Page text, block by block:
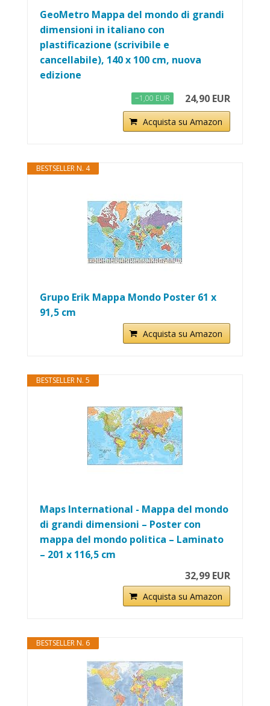
GeoMetro Mappa del mondo di grandi
dimensioni in italiano con
plastificazione (scrivibile e
cancellabile), 140 x 100 cm, nuova
edizione
−1,00 EUR 24,90 EUR
Acquista su Amazon
BESTSELLER N. 4
Grupo Erik Mappa Mondo Poster 61 x
91,5 cm
Acquista su Amazon
BESTSELLER N. 5
Maps International - Mappa del mondo
di grandi dimensioni – Poster con
mappa del mondo politica – Laminato
– 201 x 116,5 cm
32,99 EUR
Acquista su Amazon
BESTSELLER N. 6